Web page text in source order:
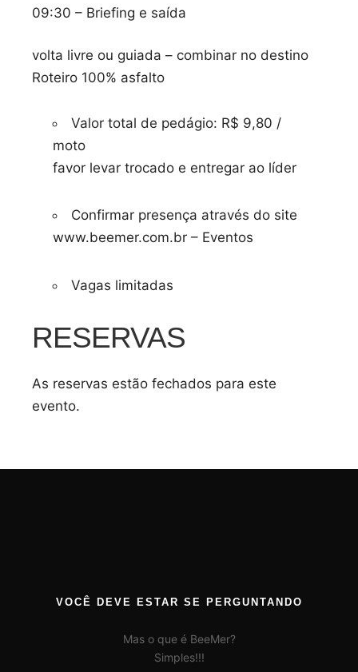
09:30 – Briefing e saída
volta livre ou guiada – combinar no destino
Roteiro 100% asfalto
Valor total de pedágio: R$ 9,80 /
moto
favor levar trocado e entregar ao líder
Confirmar presença através do site
www.beemer.com.br – Eventos
Vagas limitadas
RESERVAS
As reservas estão fechados para este
evento.
VOCÊ DEVE ESTAR SE PERGUNTANDO
Mas o que é BeeMer?
Simples!!!